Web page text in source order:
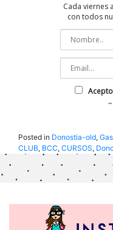
Cada viernes
con todos
Posted in Donostia-old,
CLUB, BCC, CURSOS,